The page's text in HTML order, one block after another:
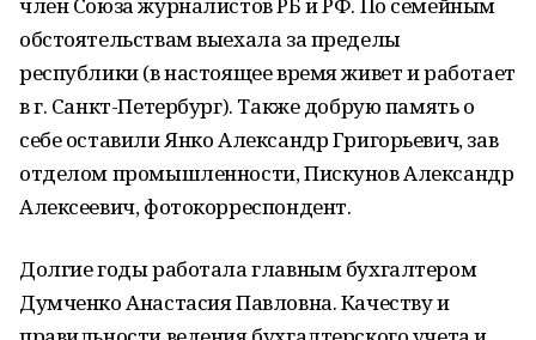
обстоятельствам выехала за пределы
республики (в настоящее время живет и работает
в г. Санкт-Петербург). Также добрую память о
себе оставили Янко Александр Григорьевич, зав
отделом промышленности, Пискунов Александр
Алексеевич, фотокорреспондент.
Долгие годы работала главным бухгалтером
Думченко Анастасия Павловна. Качеству и